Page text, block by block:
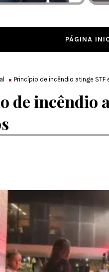
PÁGINA
Princípio de incêndio atinge
de incêndio